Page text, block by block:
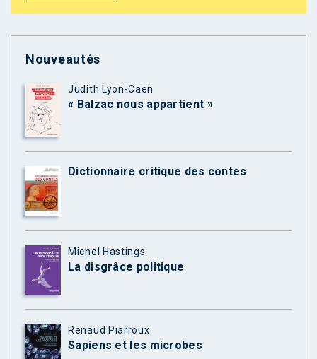
Nouveautés
Judith Lyon-Caen
« Balzac nous appartient »
Dictionnaire critique des contes
Michel Hastings
La disgrâce politique
Renaud Piarroux
Sapiens et les microbes